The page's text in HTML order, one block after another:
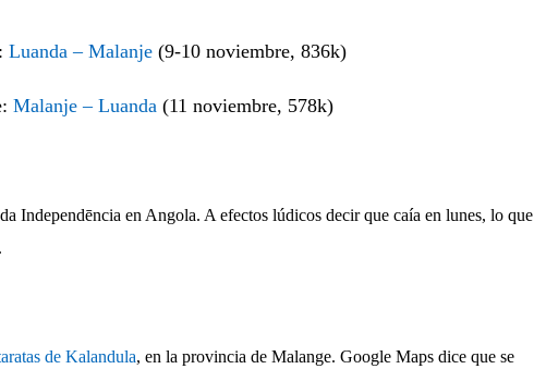
Luanda – Malanje(9-10 noviembre, 836k)
Malanje – Luanda (11 noviembre, 578k)
Independēncia en Angola. A efectos lúdicos decir que caía en lunes, lo que
de Kalandula, en la provincia de Malange. Google Maps dice que se